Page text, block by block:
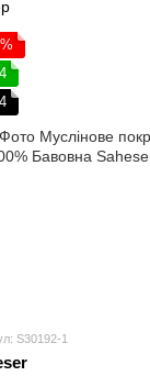
4
4
S30192-1